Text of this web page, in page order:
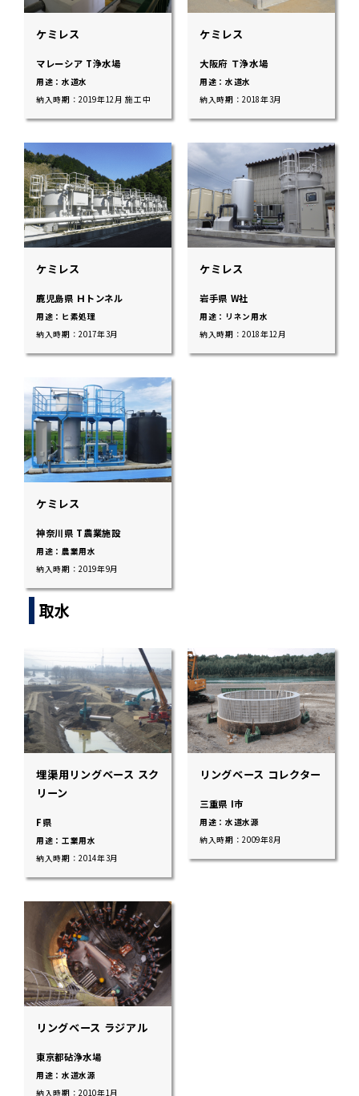
ケミレス
マレーシア T浄水場
用途：水道水
納入時期：2019年12月 施工中
ケミレス
大阪府 Ｔ浄水場
用途：水道水
納入時期：2018年3月
ケミレス
鹿児島県 Ｈトンネル
用途：ヒ素処理
納入時期：2017年3月
ケミレス
岩手県 W社
用途：リネン用水
納入時期：2018年12月
ケミレス
神奈川県 T農業施設
用途：農業用水
納入時期：2019年9月
取水
埋渠用リングベース スク
リーン
F県
用途：工業用水
納入時期：2014年3月
リングベース コレクター
三重県 I市
用途：水道水源
納入時期：2009年8月
リングベース ラジアル
東京都砧浄水場
用途：水道水源
納入時期：2010年1月